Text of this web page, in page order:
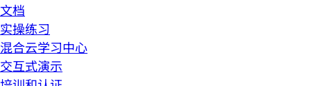
文档
实操练习
混合云学习中心
交互式演示